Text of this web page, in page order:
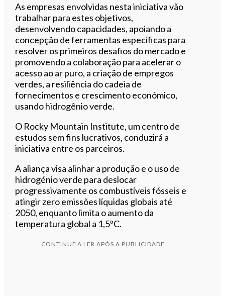
As empresas envolvidas nesta iniciativa vão
trabalhar para estes objetivos,
desenvolvendo capacidades, apoiando a
concepção de ferramentas específicas para
resolver os primeiros desafios do mercado e
promovendo a colaboração para acelerar o
acesso ao ar puro, a criação de empregos
verdes, a resiliência do cadeia de
fornecimentos e crescimento económico,
usando hidrogênio verde.
O Rocky Mountain Institute, um centro de
estudos sem fins lucrativos, conduzirá a
iniciativa entre os parceiros.
A aliança visa alinhar a produção e o uso de
hidrogénio verde para deslocar
progressivamente os combustíveis fósseis e
atingir zero emissões líquidas globais até
2050, enquanto limita o aumento da
temperatura global a 1,5ºC.
CONTINUE A LER APÓS A PUBLICIDADE